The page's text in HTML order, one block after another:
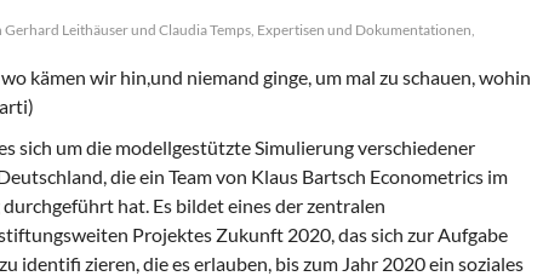
Leithäuser und Claudia Temps, Expertisen und Dokumentationen,
kämen wir hin,und niemand ginge, um mal zu schauen, wohin
sich um die modellgestützte Simulierung verschiedener
die ein Team von Klaus Bartsch Econometrics im
hat. Es bildet eines der zentralen
Projektes Zukunft 2020, das sich zur Aufgabe
identifi zieren, die es erlauben, bis zum Jahr 2020 ein soziales